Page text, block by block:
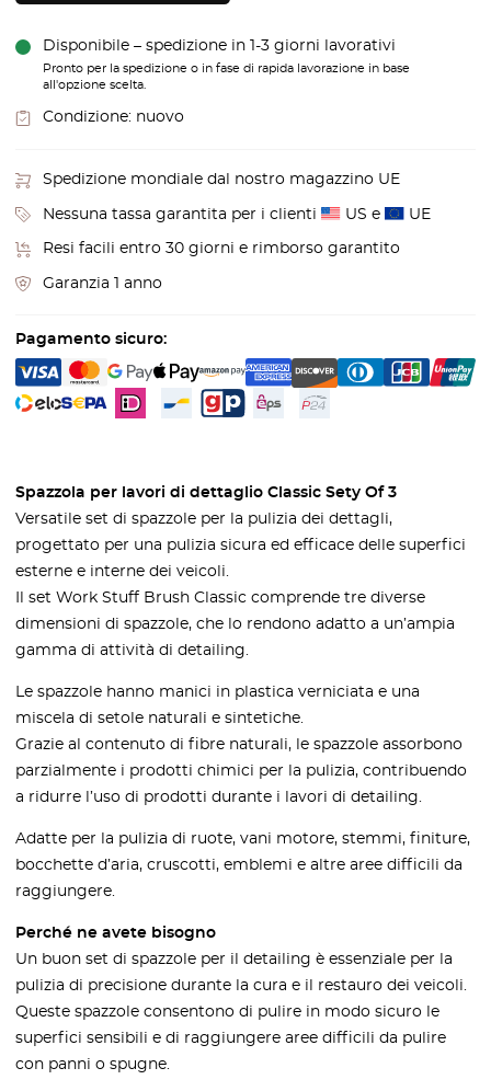
Disponibile – spedizione in 1-3 giorni lavorativi
Pronto per la spedizione o in fase di rapida lavorazione in base
all'opzione scelta.
Condizione: nuovo
Spedizione mondiale dal nostro magazzino UE
Nessuna tassa garantita per i clienti US e UE
Resi facili entro 30 giorni e rimborso garantito
Garanzia 1 anno
Pagamento sicuro:
Spazzola per lavori di dettaglio Classic Sety Of 3
Versatile set di spazzole per la pulizia dei dettagli,
progettato per una pulizia sicura ed efficace delle superfici
esterne e interne dei veicoli.
Il set Work Stuff Brush Classic comprende tre diverse
dimensioni di spazzole, che lo rendono adatto a un’ampia
gamma di attività di detailing.
Le spazzole hanno manici in plastica verniciata e una
miscela di setole naturali e sintetiche.
Grazie al contenuto di fibre naturali, le spazzole assorbono
parzialmente i prodotti chimici per la pulizia, contribuendo
a ridurre l’uso di prodotti durante i lavori di detailing.
Adatte per la pulizia di ruote, vani motore, stemmi, finiture,
bocchette d’aria, cruscotti, emblemi e altre aree difficili da
raggiungere.
Perché ne avete bisogno
Un buon set di spazzole per il detailing è essenziale per la
pulizia di precisione durante la cura e il restauro dei veicoli.
Queste spazzole consentono di pulire in modo sicuro le
superfici sensibili e di raggiungere aree difficili da pulire
con panni o spugne.